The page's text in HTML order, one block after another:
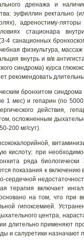
дренажа и
эуфиллин ректально
адреностиму-
стационара
4 санационных
физкультура,
внутрь и в/в
синдрома) курса
рекомендовать
бронхитом
1 мес) и гепарин (по
действия,
осложненным
200 мг/сут).
кислоту; при
ряда
показания к
сердечной
терапия включает
на том, что при
гипоксемией.
центра,
длительно применяют
и салуретики назначают